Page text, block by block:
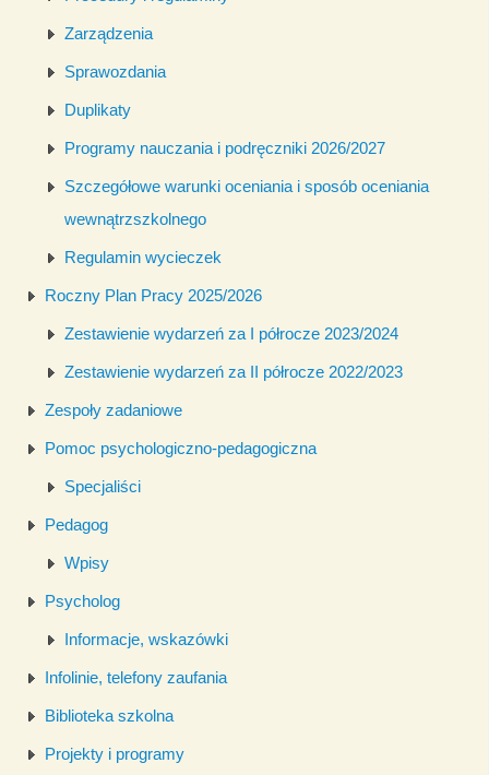
Zarządzenia
Sprawozdania
Duplikaty
Programy nauczania i podręczniki 2026/2027
Szczegółowe warunki oceniania i sposób oceniania
wewnątrzszkolnego
Regulamin wycieczek
Roczny Plan Pracy 2025/2026
Zestawienie wydarzeń za I półrocze 2023/2024
Zestawienie wydarzeń za II półrocze 2022/2023
Zespoły zadaniowe
Pomoc psychologiczno-pedagogiczna
Specjaliści
Pedagog
Wpisy
Psycholog
Informacje, wskazówki
Infolinie, telefony zaufania
Biblioteka szkolna
Projekty i programy